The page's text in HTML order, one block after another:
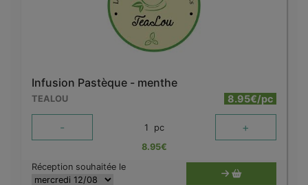
Infusion Pastèque - menthe
TEALOU 8.95€/pc
- 1 pc +
8.95€
Réception souhaitée le